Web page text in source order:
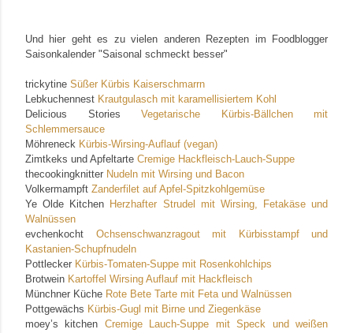
Und hier geht es zu vielen anderen Rezepten im Foodblogger
Saisonkalender "Saisonal schmeckt besser"
trickytine Süßer Kürbis Kaiserschmarrn
Lebkuchennest Krautgulasch mit karamellisiertem Kohl
Delicious Stories Vegetarische Kürbis-Bällchen mit
Schlemmersauce
Möhreneck Kürbis-Wirsing-Auflauf (vegan)
Zimtkeks und Apfeltarte Cremige Hackfleisch-Lauch-Suppe
thecookingknitter Nudeln mit Wirsing und Bacon
Volkermampft Zanderfilet auf Apfel-Spitzkohlgemüse
Ye Olde Kitchen Herzhafter Strudel mit Wirsing, Fetakäse und
Walnüssen
evchenkocht Ochsenschwanzragout mit Kürbisstampf und
Kastanien-Schupfnudeln
Pottlecker Kürbis-Tomaten-Suppe mit Rosenkohlchips
Brotwein Kartoffel Wirsing Auflauf mit Hackfleisch
Münchner Küche Rote Bete Tarte mit Feta und Walnüssen
Pottgewächs Kürbis-Gugl mit Birne und Ziegenkäse
moey’s kitchen Cremige Lauch-Suppe mit Speck und weißen